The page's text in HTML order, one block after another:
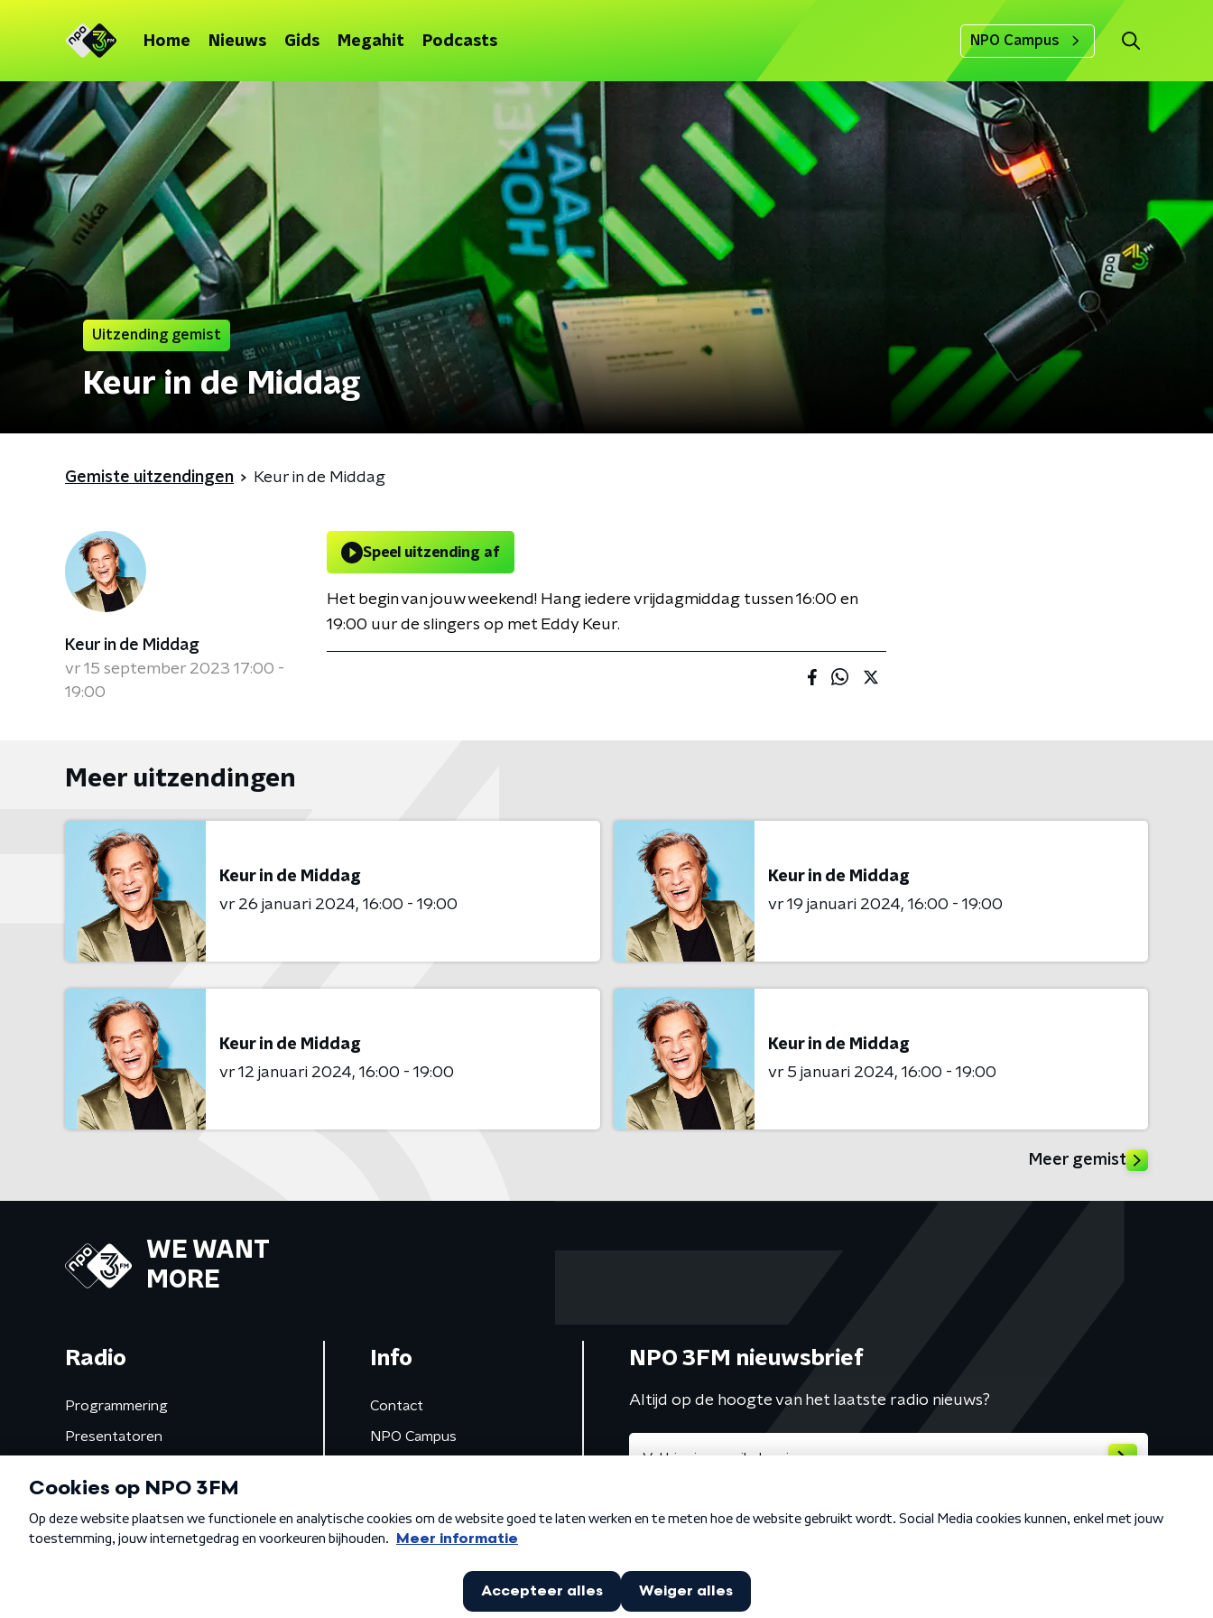
Home Nieuws Gids Megahit Podcasts NPO Campus
Uitzending gemist
Keur in de Middag
Gemiste uitzendingen Keur in de Middag
Keur in de Middag
vr 15 september 2023 17:00 -
19:00
Speel uitzending af
Het begin van jouw weekend! Hang iedere vrijdagmiddag tussen 16:00 en
19:00 uur de slingers op met Eddy Keur.
Meer uitzendingen
Keur in de Middag
vr 26 januari 2024 16:00 - 19:00
Keur in de Middag
vr 19 januari 2024 16:00 - 19:00
Keur in de Middag
vr 12 januari 2024 16:00 - 19:00
Keur in de Middag
vr 5 januari 2024 16:00 - 19:00
Meer gemist
WE WANT
MORE
Radio
Programmering
Presentatoren
Gemist
Info
Contact
NPO Campus
NPO 3FM nieuwsbrief
Altijd op de hoogte van het laatste radio nieuws?
Algemene voorwaarden Privacybeleid